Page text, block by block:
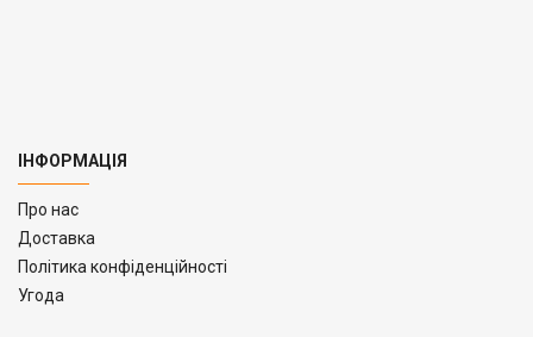
ІНФОРМАЦІЯ
Про нас
Доставка
Політика конфіденційності
Угода